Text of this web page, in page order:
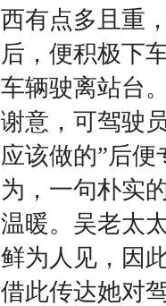
西有点多且重
后，便积极下
车辆驶离站台
谢意，可驾驶
应该做的”后
为，一句朴实
温暖。吴老太
鲜为人见，因
借此传达她对